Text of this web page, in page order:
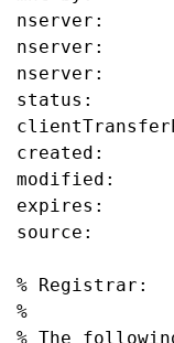
nserver:
nserver:
nserver:
status:
created:
modified:
expires:
source:
% Registrar:
%
% The